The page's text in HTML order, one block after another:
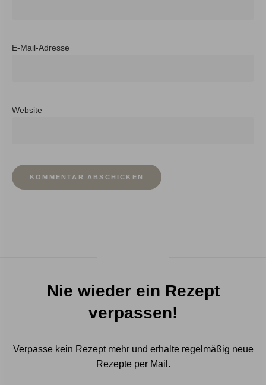
E-Mail-Adresse
Website
Nie wieder ein Rezept
verpassen!
Verpasse kein Rezept mehr und erhalte regelmäßig neue
Rezepte per Mail.